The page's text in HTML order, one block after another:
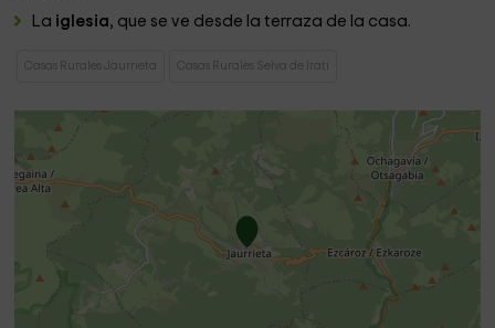
La iglesia, que se ve desde la terraza de la casa.
Casas Rurales Jaurrieta Casas Rurales Selva de Irati